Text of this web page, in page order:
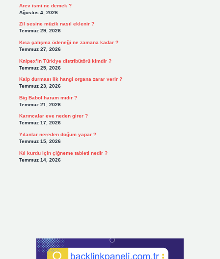
Arev ismi ne demek ?
Ağustos 4, 2026
Zil sesine müzik nasıl eklenir ?
Temmuz 29, 2026
Kısa çalışma ödeneği ne zamana kadar ?
Temmuz 27, 2026
Knipex’in Türkiye distribütörü kimdir ?
Temmuz 25, 2026
Kalp durması ilk hangi organa zarar verir ?
Temmuz 23, 2026
Big Babol haram mıdır ?
Temmuz 21, 2026
Karıncalar eve neden girer ?
Temmuz 17, 2026
Yılanlar nereden doğum yapar ?
Temmuz 15, 2026
Kıl kurdu için çiğneme tableti nedir ?
Temmuz 14, 2026